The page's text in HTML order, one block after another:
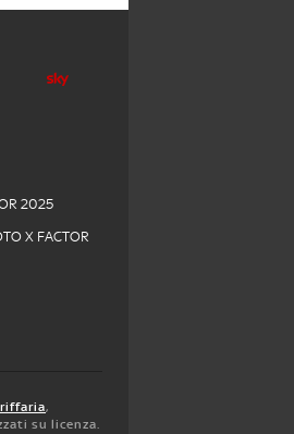
2025
X FACTOR
,
su licenza.